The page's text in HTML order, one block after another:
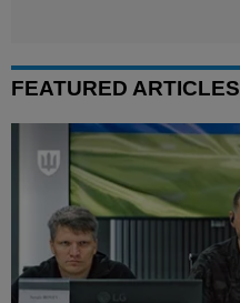
FEATURED ARTICLES